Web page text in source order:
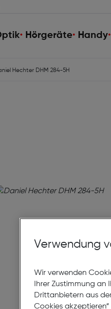
Hörgeräte Handy
Hechter DHM 284-5H
Verwendung
Wir verwenden
Ihrer Zustimmung an
Drittanbietern aus
Cookies